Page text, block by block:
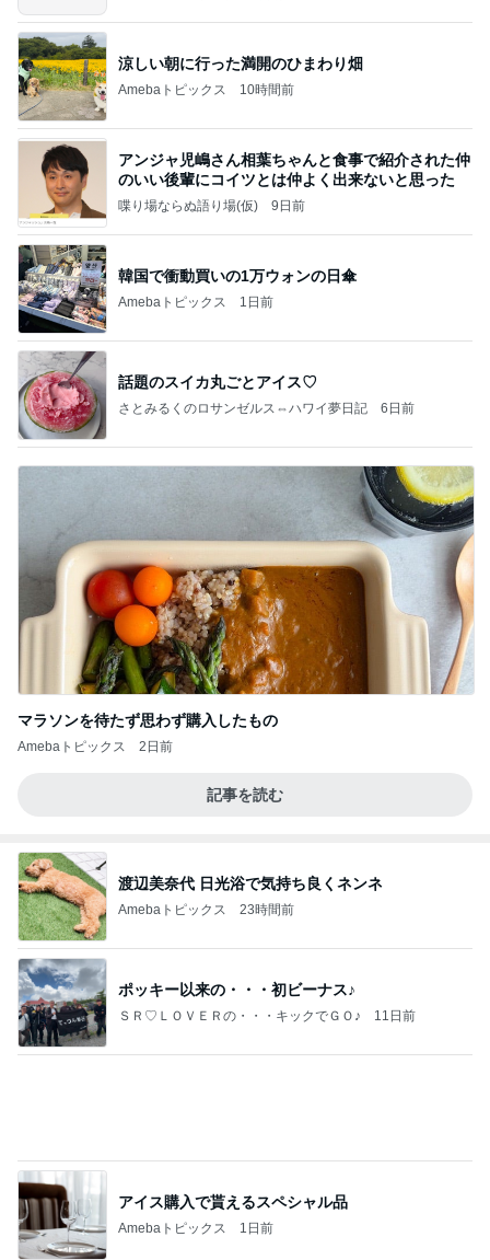
涼しい朝に行った満開のひまわり畑
Amebaトピックス 10時間前
アンジャ児嶋さん相葉ちゃんと食事で紹介された仲
のいい後輩にコイツとは仲よく出来ないと思った
喋り場ならぬ語り場(仮) 9日前
韓国で衝動買いの1万ウォンの日傘
Amebaトピックス 1日前
話題のスイカ丸ごとアイス♡
さとみるくのロサンゼルス⇔ハワイ夢日記 6日前
マラソンを待たず思わず購入したもの
Amebaトピックス 2日前
記事を読む
渡辺美奈代 日光浴で気持ち良くネンネ
Amebaトピックス 23時間前
ポッキー以来の・・・初ビーナス♪
ＳＲ♡ＬＯＶＥＲの・・・キックでＧＯ♪ 11日前
アイス購入で貰えるスペシャル品
Amebaトピックス 1日前